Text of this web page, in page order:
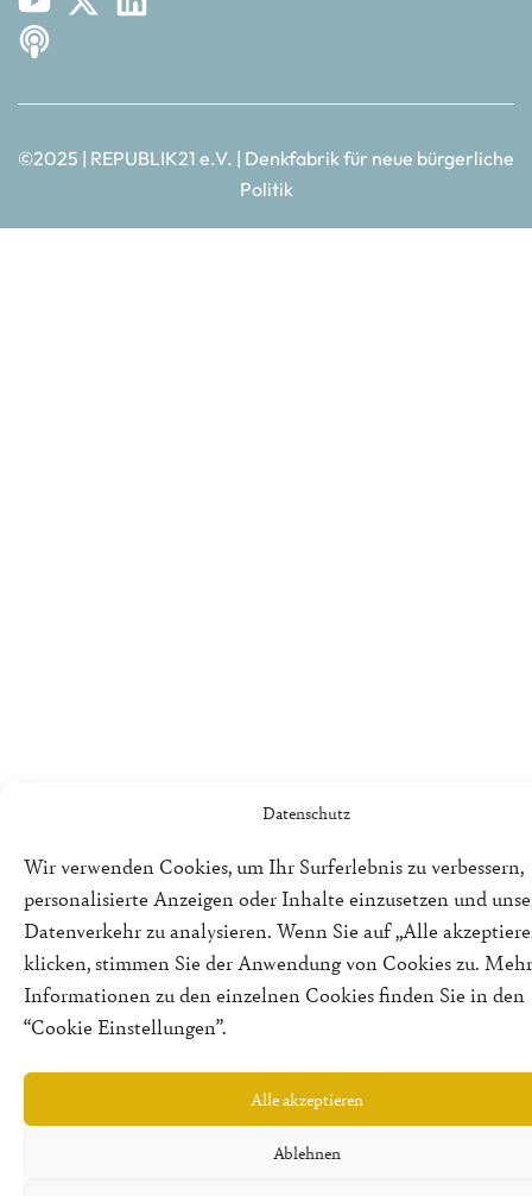
Datenschutz
Wir verwenden Cookies, um Ihr Surferlebnis zu verbessern,
personalisierte Anzeigen oder Inhalte einzusetzen und
Datenverkehr zu analysieren. Wenn Sie auf „Alle
klicken, stimmen Sie der Anwendung von Cookies zu. Mehr
Informationen zu den einzelnen Cookies finden Sie in den
“Cookie Einstellungen”.
Alle akzeptieren
Ablehnen
©2025 | REPUBLIK21 e.V. | Denkfabrik für neue bürgerliche
Politik